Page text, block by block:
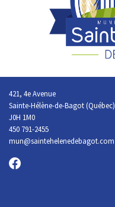
421, 4e Avenue
Sainte-Hélène-de-Bagot (Québec)
J0H 1M0
450 791-2455
mun@saintehelenedebagot.com